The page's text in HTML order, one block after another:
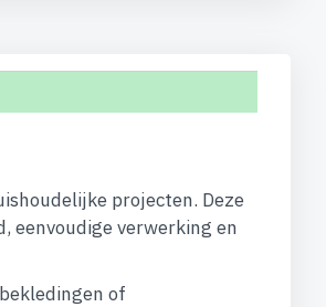
projecten. Deze
eenvoudige verwerking en
of